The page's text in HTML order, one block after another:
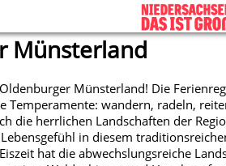
Münsterland
Münsterland! Die
Temperamente: wandern, radeln,
die herrlichen Landschaften der
in diesem
hat die abwechslungsreiche